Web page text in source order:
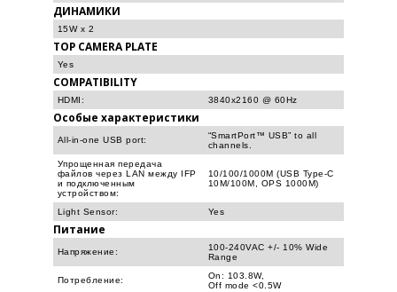
ДИНАМИКИ
15W x 2
TOP CAMERA PLATE
Yes
COMPATIBILITY
HDMI: 3840x2160 @ 60Hz
Особые характеристики
All-in-one USB port:
“SmartPort™ USB” to all
channels.
Упрощенная передача
файлов через LAN между IFP
и подключенным
устройством:
10/100/1000M (USB Type-C
10M/100M, OPS 1000M)
Light Sensor: Yes
Питание
Напряжение:
100-240VAC +/- 10% Wide
Range
Потребление:
On: 103.8W,
Off mode <0.5W